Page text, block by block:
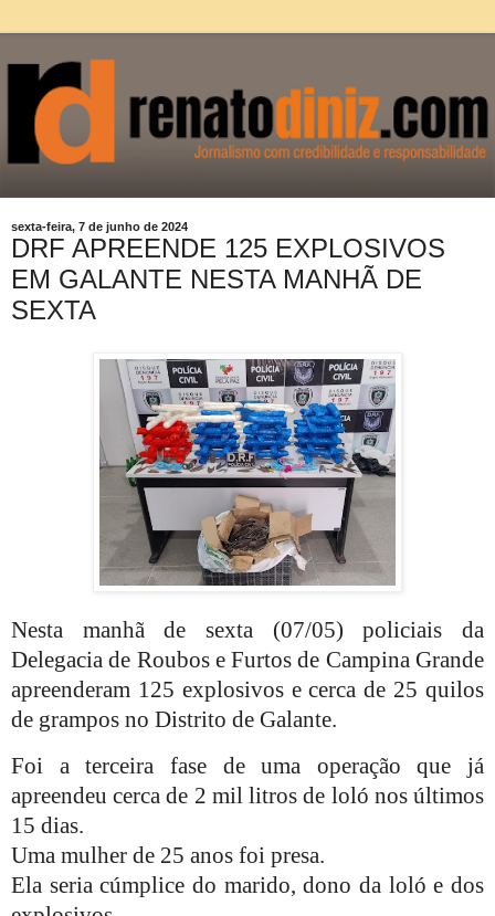
sexta-feira, 7 de junho de 2024
DRF APREENDE 125 EXPLOSIVOS
EM GALANTE NESTA MANHÃ DE
SEXTA
Nesta manhã de sexta (07/05) policiais da
Delegacia de Roubos e Furtos de Campina Grande
apreenderam 125 explosivos e cerca de 25 quilos
de grampos no Distrito de Galante.
Foi a terceira fase de uma operação que já
apreendeu cerca de 2 mil litros de loló nos últimos
15 dias.
Uma mulher de 25 anos foi presa.
Ela seria cúmplice do marido, dono da loló e dos